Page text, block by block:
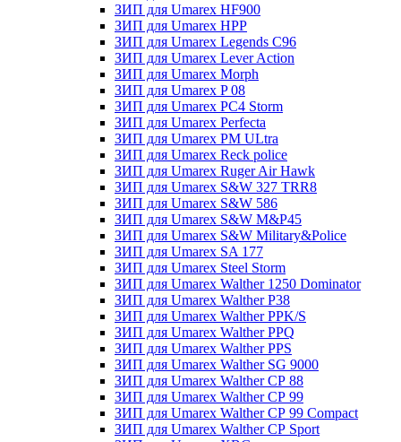
ЗИП для Umarex HF900
ЗИП для Umarex HPP
ЗИП для Umarex Legends C96
ЗИП для Umarex Lever Action
ЗИП для Umarex Morph
ЗИП для Umarex P 08
ЗИП для Umarex PC4 Storm
ЗИП для Umarex Perfecta
ЗИП для Umarex PM ULtra
ЗИП для Umarex Reck police
ЗИП для Umarex Ruger Air Hawk
ЗИП для Umarex S&W 327 TRR8
ЗИП для Umarex S&W 586
ЗИП для Umarex S&W M&P45
ЗИП для Umarex S&W Military&Police
ЗИП для Umarex SA 177
ЗИП для Umarex Steel Storm
ЗИП для Umarex Walther 1250 Dominator
ЗИП для Umarex Walther P38
ЗИП для Umarex Walther PPK/S
ЗИП для Umarex Walther PPQ
ЗИП для Umarex Walther PPS
ЗИП для Umarex Walther SG 9000
ЗИП для Umarex Walther СР 88
ЗИП для Umarex Walther СР 99
ЗИП для Umarex Walther СР 99 Compact
ЗИП для Umarex Walther СР Sport